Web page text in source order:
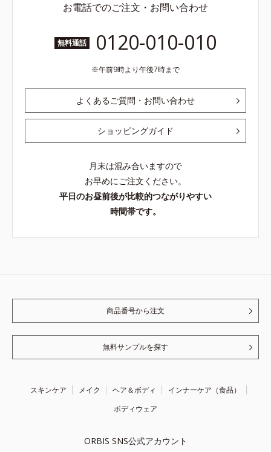
お電話でのご注文・お問い合わせ
無料通話 0120-010-010
午前9時より午後7時まで
よくあるご質問・お問い合わせ
ショッピングガイド
月末は混み合いますので
お早めにご注文ください。
平日のお昼前後が比較的つながりやすい
時間帯です。
商品番号から注文
無料サンプルを探す
スキンケア メイク ヘア＆ボディ
インナーケア（食品）
ボディウェア
ORBIS SNS公式アカウント